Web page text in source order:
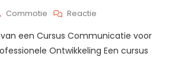
Commotie Reactie
Cursus
Communicatie:
van een Cursus Communicatie voor
Ontwikkeling Een cursus